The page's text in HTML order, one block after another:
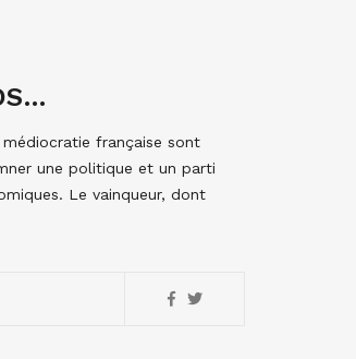
française sont
une politique et un parti
Le vainqueur, dont